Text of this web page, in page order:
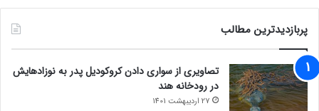
پربازدیدترین مطالب
تصاویری از سواری دادن کروکودیل پدر به نوزادهایش
در رودخانه هند
27 اردیبهشت 1401